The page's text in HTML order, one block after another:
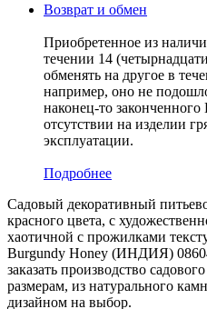
Возврат и обмен
Приобретенное из
течении 14
обменять на другое в
например, оно не
наконец-то
отсутствии на изделии
эксплуатации.
Подробнее
Садовый декоративный
красного цвета, с
хаотичной с прожилками
Burgundy Honey (ИНДИЯ)
заказать производство
размерам, из натурального
дизайном на выбор.